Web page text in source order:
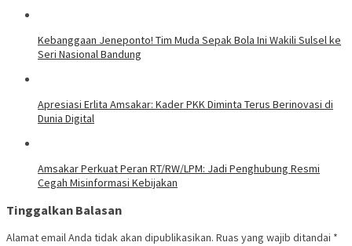
Kebanggaan Jeneponto! Tim Muda Sepak Bola Ini Wakili Sulsel ke
Seri Nasional Bandung
Apresiasi Erlita Amsakar: Kader PKK Diminta Terus Berinovasi di
Dunia Digital
Amsakar Perkuat Peran RT/RW/LPM: Jadi Penghubung Resmi
Cegah Misinformasi Kebijakan
Tinggalkan Balasan
Alamat email Anda tidak akan dipublikasikan. Ruas yang wajib ditandai *